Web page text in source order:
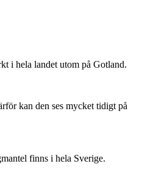
i hela landet utom på Gotland.
kan den ses mycket tidigt på
finns i hela Sverige.